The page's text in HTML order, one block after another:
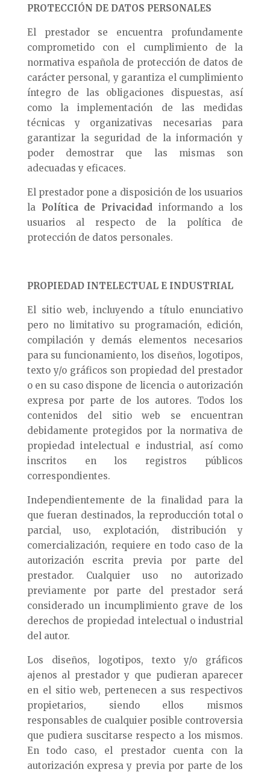
PROTECCIÓN DE DATOS PERSONALES
El prestador se encuentra profundamente
comprometido con el cumplimiento de la
normativa española de protección de datos de
carácter personal, y garantiza el cumplimiento
íntegro de las obligaciones dispuestas, así
como la implementación de las medidas
técnicas y organizativas necesarias para
garantizar la seguridad de la información y
poder demostrar que las mismas son
adecuadas y eficaces.
El prestador pone a disposición de los usuarios
la Política de Privacidad informando a los
usuarios al respecto de la política de
protección de datos personales.
PROPIEDAD INTELECTUAL E INDUSTRIAL
El sitio web, incluyendo a título enunciativo
pero no limitativo su programación, edición,
compilación y demás elementos necesarios
para su funcionamiento, los diseños, logotipos,
texto y/o gráficos son propiedad del prestador
o en su caso dispone de licencia o autorización
expresa por parte de los autores. Todos los
contenidos del sitio web se encuentran
debidamente protegidos por la normativa de
propiedad intelectual e industrial, así como
inscritos en los registros públicos
correspondientes.
Independientemente de la finalidad para la
que fueran destinados, la reproducción total o
parcial, uso, explotación, distribución y
comercialización, requiere en todo caso de la
autorización escrita previa por parte del
prestador. Cualquier uso no autorizado
previamente por parte del prestador será
considerado un incumplimiento grave de los
derechos de propiedad intelectual o industrial
del autor.
Los diseños, logotipos, texto y/o gráficos
ajenos al prestador y que pudieran aparecer
en el sitio web, pertenecen a sus respectivos
propietarios, siendo ellos mismos
responsables de cualquier posible controversia
que pudiera suscitarse respecto a los mismos.
En todo caso, el prestador cuenta con la
autorización expresa y previa por parte de los